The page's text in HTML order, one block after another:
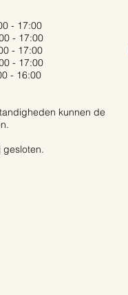
- 17:00
- 17:00
- 17:00
- 17:00
- 16:00
kunnen de
gesloten.